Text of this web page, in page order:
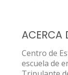
ACERCA
Centro de
escuela de